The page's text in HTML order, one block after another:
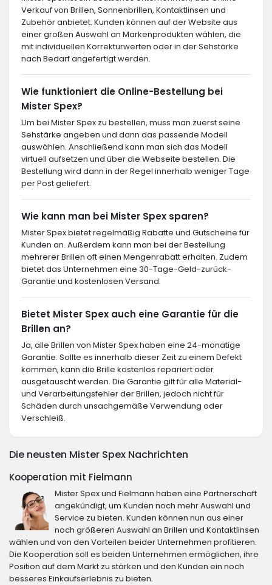
Verkauf von Brillen, Sonnenbrillen, Kontaktlinsen und
Zubehör anbietet. Kunden können auf der Website aus
einer großen Auswahl an Markenprodukten wählen, die
mit individuellen Korrekturwerten oder in der Sehstärke
nach Bedarf angefertigt werden.
Wie funktioniert die Online-Bestellung bei
Mister Spex?
Um bei Mister Spex zu bestellen, muss man zuerst seine
Sehstärke angeben und dann das passende Modell
auswählen. Anschließend kann man sich das Modell
virtuell aufsetzen und über die Webseite bestellen. Die
Bestellung wird dann in der Regel innerhalb weniger Tage
per Post geliefert.
Wie kann man bei Mister Spex sparen?
Mister Spex bietet regelmäßig Rabatte und Gutscheine für
Kunden an. Außerdem kann man bei der Bestellung
mehrerer Brillen oft einen Mengenrabatt erhalten. Zudem
bietet das Unternehmen eine 30-Tage-Geld-zurück-
Garantie und kostenlosen Versand.
Bietet Mister Spex auch eine Garantie für die
Brillen an?
Ja, alle Brillen von Mister Spex haben eine 24-monatige
Garantie. Sollte es innerhalb dieser Zeit zu einem Defekt
kommen, kann die Brille kostenlos repariert oder
ausgetauscht werden. Die Garantie gilt für alle Material-
und Verarbeitungsfehler der Brillen, jedoch nicht für
Schäden durch unsachgemäße Verwendung oder
Verschleiß.
Die neusten Mister Spex Nachrichten
Kooperation mit Fielmann
Mister Spex und Fielmann haben eine Partnerschaft
angekündigt, um Kunden noch mehr Auswahl und
Service zu bieten. Kunden können nun aus einer
noch größeren Auswahl an Brillen und Kontaktlinsen
wählen und von den Vorteilen beider Unternehmen profitieren.
Die Kooperation soll es beiden Unternehmen ermöglichen, ihre
Position auf dem Markt zu stärken und den Kunden ein noch
besseres Einkaufserlebnis zu bieten.